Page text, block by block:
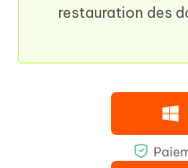
restauration des